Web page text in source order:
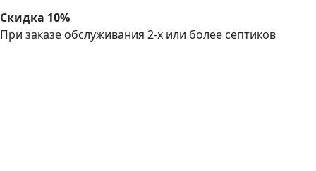
Скидка 10%
При заказе обслуживания 2-х или более септиков